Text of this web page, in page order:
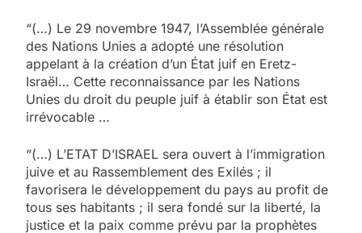
“(…) Le 29 novembre 1947, l’Assemblée générale
des Nations Unies a adopté une résolution
appelant à la création d’un État juif en Eretz-
Israël… Cette reconnaissance par les Nations
Unies du droit du peuple juif à établir son État est
irrévocable …
“(…) L’ETAT D’ISRAEL sera ouvert à l’immigration
juive et au Rassemblement des Exilés ; il
favorisera le développement du pays au profit de
tous ses habitants ; il sera fondé sur la liberté, la
justice et la paix comme prévu par la prophètes